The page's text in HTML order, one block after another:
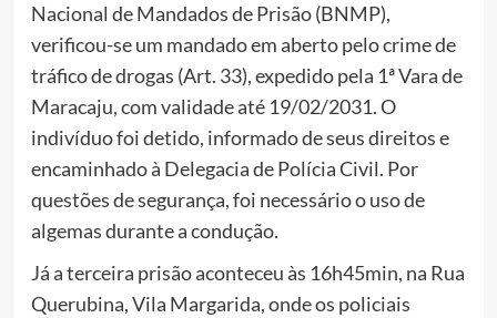
Nacional de Mandados de Prisão (BNMP),
verificou-se um mandado em aberto pelo crime de
tráfico de drogas (Art. 33), expedido pela 1ª Vara de
Maracaju, com validade até 19/02/2031. O
indivíduo foi detido, informado de seus direitos e
encaminhado à Delegacia de Polícia Civil. Por
questões de segurança, foi necessário o uso de
algemas durante a condução.
Já a terceira prisão aconteceu às 16h45min, na Rua
Querubina, Vila Margarida, onde os policiais